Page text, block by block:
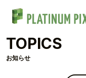
TOPICS
お知らせ